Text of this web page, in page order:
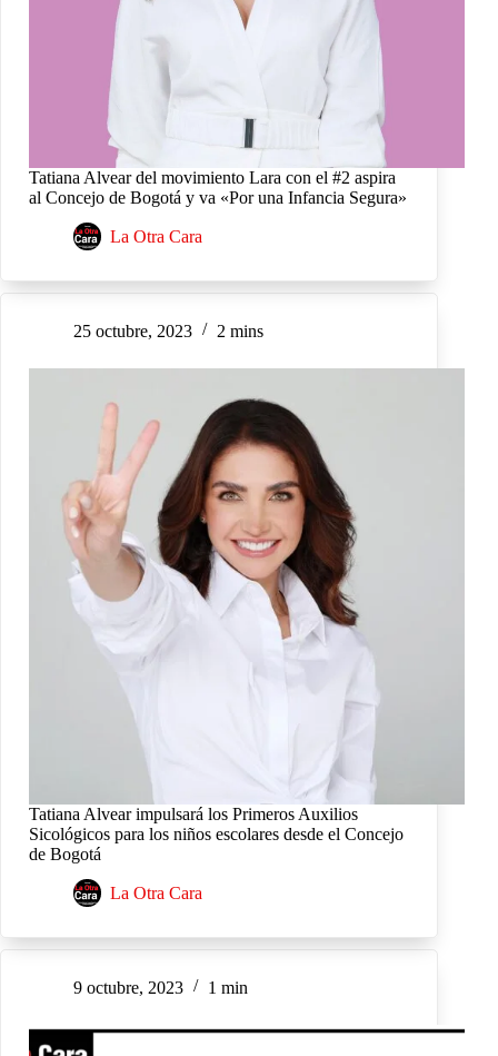
Tatiana Alvear del movimiento Lara con el #2 aspira
al Concejo de Bogotá y va «Por una Infancia Segura»
La Otra Cara
25 octubre, 2023 2 mins
Tatiana Alvear impulsará los Primeros Auxilios
Sicológicos para los niños escolares desde el Concejo
de Bogotá
La Otra Cara
9 octubre, 2023 1 min